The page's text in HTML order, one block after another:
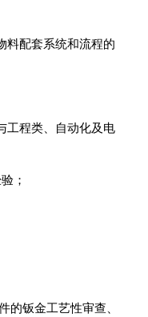
料配套系统和流程的
工程类、自动化及电
；
的钣金工艺性审查、